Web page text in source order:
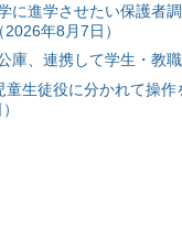
に進学させたい保護者
年8月7日）
庫、連携して学生・教
童生徒役に分かれて操